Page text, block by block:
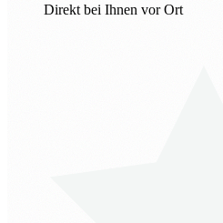
Direkt bei Ihnen vor Ort